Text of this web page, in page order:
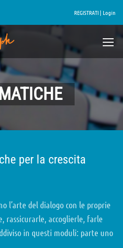
REGISTRATI | Login
per la crescita
l’arte del dialogo con le proprie
rassicurarle, accoglierle, farle
in questi moduli: parte uno